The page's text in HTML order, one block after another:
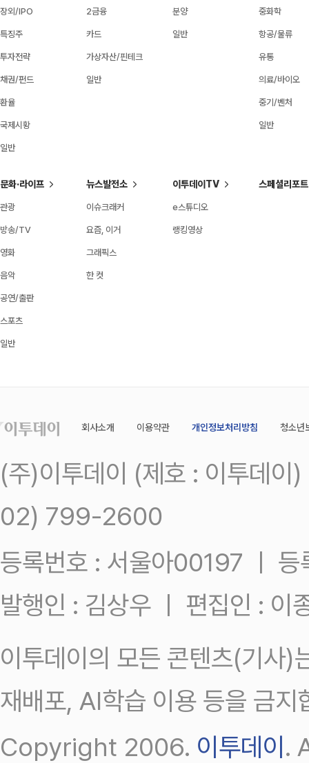
장외/IPO
특징주
투자전략
채권/펀드
환율
국제시황
일반
2금융
카드
가상자산/핀테크
일반
분양
일반
중화학
항공/물류
유통
의료/바이오
중기/벤처
일반
문화·라이프
관광
방송/TV
영화
음악
공연/출판
스포츠
일반
뉴스발전소
이슈크래커
요즘, 이거
그래픽스
한 컷
이투데이TV
e스튜디오
랭킹영상
스페셜리포트
회사소개 이용약관 개인정보처리방침 청소년
(주)이투데이 (제호 : 이투데
02) 799-2600
등록번호 : 서울아00197 ㅣ
발행인 : 김상우 ㅣ 편집인 : 이
이투데이의 모든 콘텐츠(기사)
재배포, AI학습 이용 등을 금지
Copyright 2006. 이투데이.